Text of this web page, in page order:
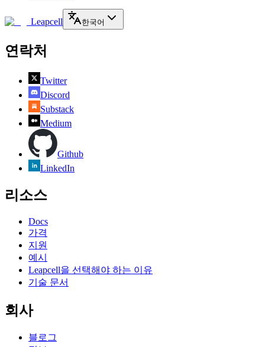
Leapcell 한국어
연락처
Twitter
Discord
Substack
Medium
Github
LinkedIn
리소스
Docs
가격
지원
예시
Leapcell을 선택해야 하는 이유
기술 문서
회사
블로그